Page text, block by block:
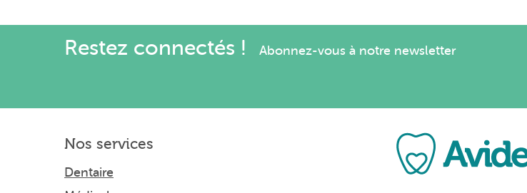
Restez connectés ! Abonnez-vous à notre newsletter
Nos services
Dentaire